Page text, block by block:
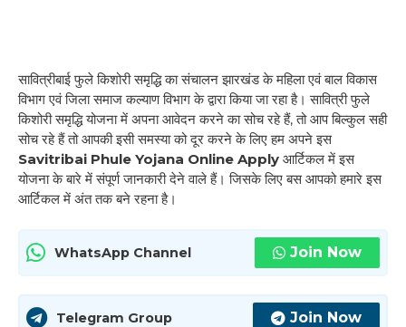
सावित्रीबाई फुले किशोरी समृद्धि का संचालन झारखंड के महिला एवं बाल विकास
विभाग एवं जिला समाज कल्याण विभाग के द्वारा किया जा रहा है। सावित्री फुले
किशोरी समृद्धि योजना में अपना आवेदन करने का सोच रहे हैं, तो आप बिल्कुल सही
सोच रहे हैं तो आपकी इसी समस्या को दूर करने के लिए हम अपने इस
Savitribai Phule Yojana Online Apply आर्टिकल में इस
योजना के बारे में संपूर्ण जानकारी देने वाले हैं। जिसके लिए बस आपको हमारे इस
आर्टिकल में अंत तक बने रहना है।
WhatsApp Channel Join Now
Telegram Group Join Now